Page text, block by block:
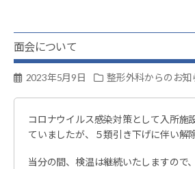
科・
リ
ウ
マ
チ
科・
面会について
2023年5月9日 整形外科からのお知
コロナウイルス感染対策として入所施
ていましたが、５類引き下げに伴い解
当分の間、検温は継続いたしますので